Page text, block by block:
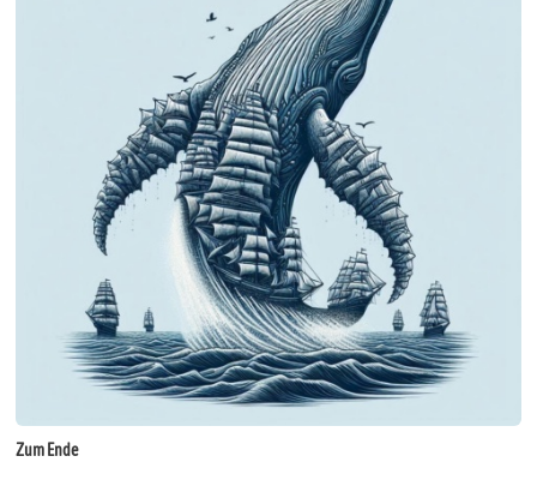
Zum Ende